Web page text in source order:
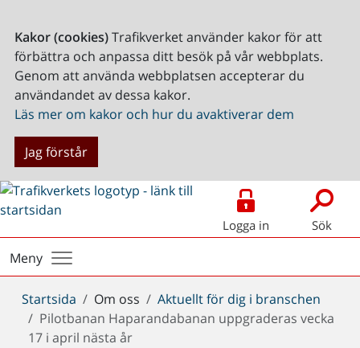
Kakor (cookies)Trafikverket använder kakor för att
förbättra och anpassa ditt besök på vår webbplats.
Genom att använda webbplatsen accepterar du
användandet av dessa kakor.
Läs mer om kakor och hur du avaktiverar dem
Jag förstår
Logga in Sök
Meny
Du
är
här:
Startsida Om oss
Aktuellt för dig i branschen
Pilotbanan Haparandabanan uppgraderas vecka
17 i april nästa år